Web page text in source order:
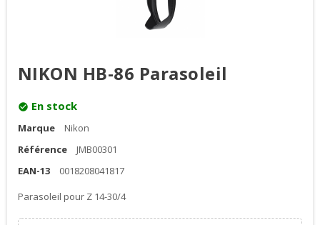
NIKON HB-86 Parasoleil
check_circle En stock
Marque
Nikon
Référence
JMB00301
EAN-13
0018208041817
Parasoleil pour Z 14-30/4